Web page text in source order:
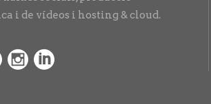
i de vídeos i hosting & cloud.